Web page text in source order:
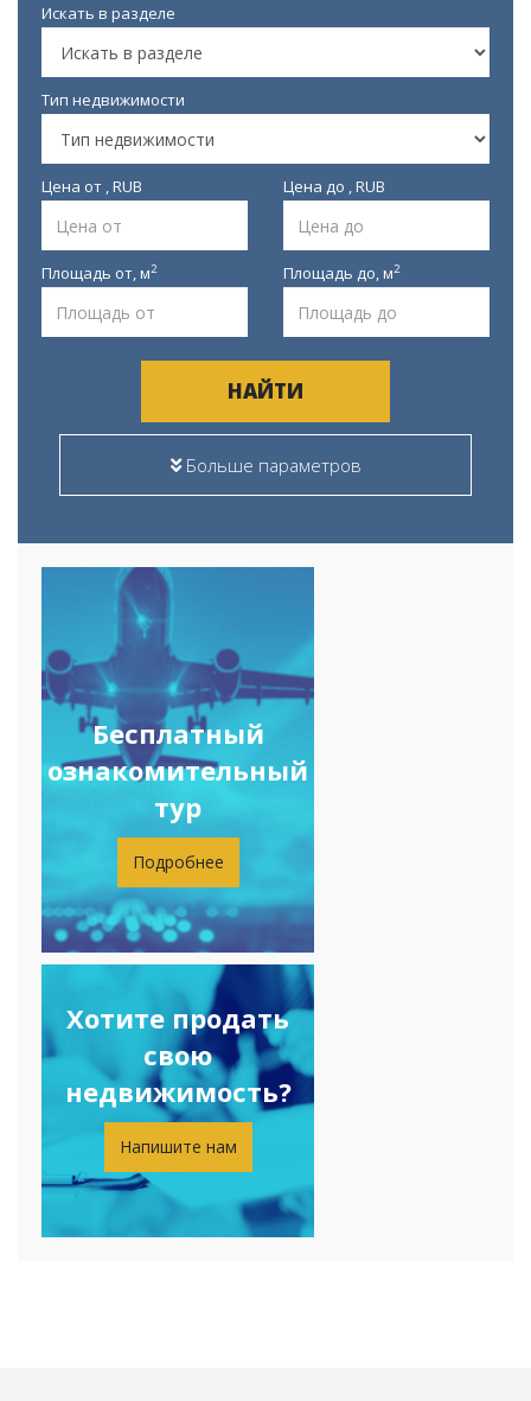
Искать в разделе
Тип недвижимости
Цена от , RUB Цена до , RUB
Площадь от,м2 Площадь до,м2
НАЙТИ
Больше параметров
Бесплатный
ознакомительный
тур
Подробнее
Хотите продать
свою
недвижимость?
Напишите нам